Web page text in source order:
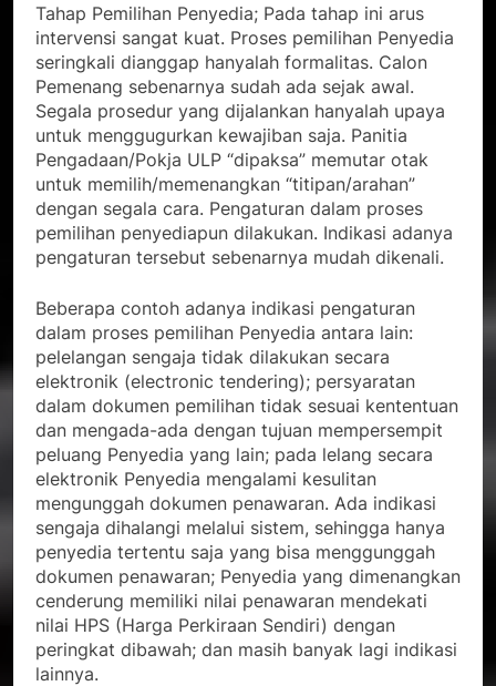
Tahap Pemilihan Penyedia; Pada tahap ini arus
intervensi sangat kuat. Proses pemilihan Penyedia
seringkali dianggap hanyalah formalitas. Calon
Pemenang sebenarnya sudah ada sejak awal.
Segala prosedur yang dijalankan hanyalah upaya
untuk menggugurkan kewajiban saja. Panitia
Pengadaan/Pokja ULP “dipaksa” memutar otak
untuk memilih/memenangkan “titipan/arahan”
dengan segala cara. Pengaturan dalam proses
pemilihan penyediapun dilakukan. Indikasi adanya
pengaturan tersebut sebenarnya mudah dikenali.
Beberapa contoh adanya indikasi pengaturan
dalam proses pemilihan Penyedia antara lain:
pelelangan sengaja tidak dilakukan secara
elektronik (electronic tendering); persyaratan
dalam dokumen pemilihan tidak sesuai kententuan
dan mengada-ada dengan tujuan mempersempit
peluang Penyedia yang lain; pada lelang secara
elektronik Penyedia mengalami kesulitan
mengunggah dokumen penawaran. Ada indikasi
sengaja dihalangi melalui sistem, sehingga hanya
penyedia tertentu saja yang bisa menggunggah
dokumen penawaran; Penyedia yang dimenangkan
cenderung memiliki nilai penawaran mendekati
nilai HPS (Harga Perkiraan Sendiri) dengan
peringkat dibawah; dan masih banyak lagi indikasi
lainnya.